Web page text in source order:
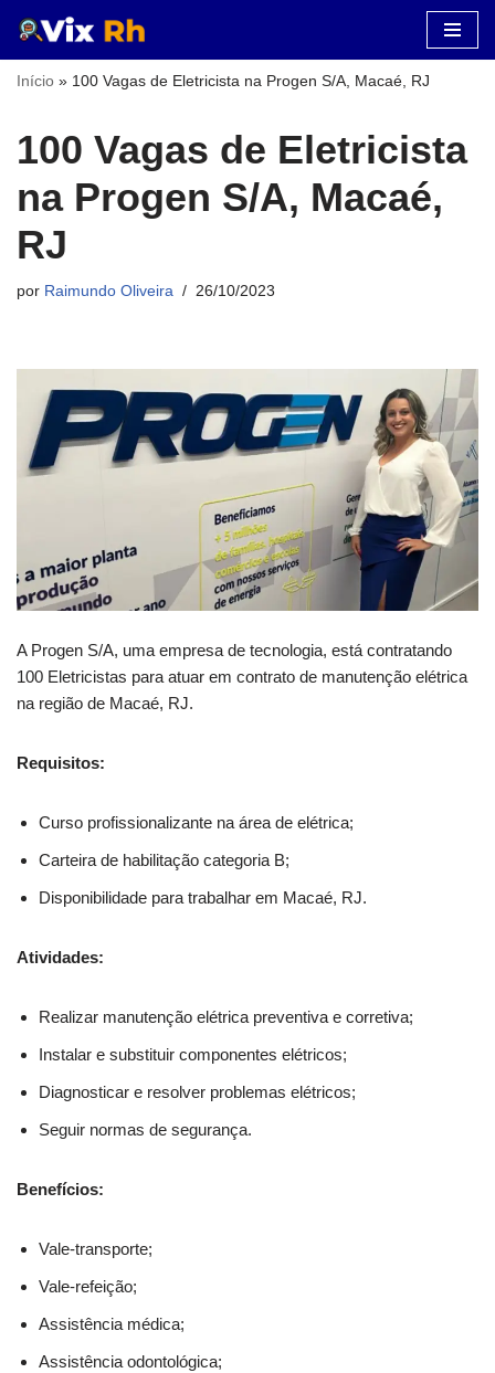
Pular
para
conteúdo
Início » 100 Vagas de Eletricista na Progen S/A, Macaé, RJ
100 Vagas de Eletricista
na Progen S/A, Macaé,
RJ
por Raimundo Oliveira 26/10/2023
A Progen S/A, uma empresa de tecnologia, está contratando
100 Eletricistas para atuar em contrato de manutenção elétrica
na região de Macaé, RJ.
Requisitos:
Curso profissionalizante na área de elétrica;
Carteira de habilitação categoria B;
Disponibilidade para trabalhar em Macaé, RJ.
Atividades:
Realizar manutenção elétrica preventiva e corretiva;
Instalar e substituir componentes elétricos;
Diagnosticar e resolver problemas elétricos;
Seguir normas de segurança.
Benefícios:
Vale-transporte;
Vale-refeição;
Assistência médica;
Assistência odontológica;